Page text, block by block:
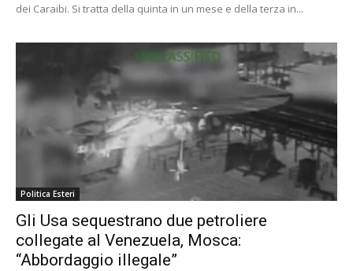
dei Caraibi. Si tratta della quinta in un mese e della terza in...
Politica Esteri
Gli Usa sequestrano due petroliere
collegate al Venezuela, Mosca:
“Abbordaggio illegale”